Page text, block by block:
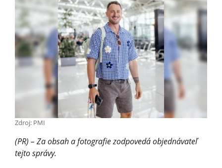
Zdroj: PMI
(PR) – Za obsah a fotografie zodpovedá objednávateľ
tejto správy.